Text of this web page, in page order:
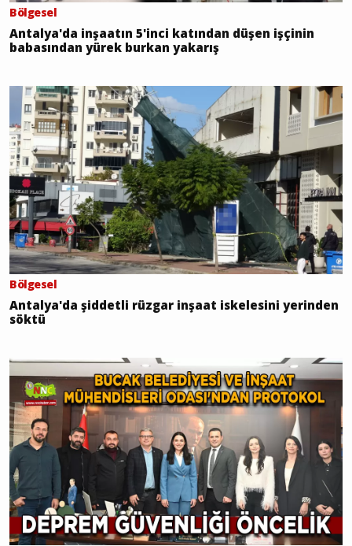
Bölgesel
Antalya'da inşaatın 5'inci katından düşen işçinin
babasından yürek burkan yakarış
Bölgesel
Antalya'da şiddetli rüzgar inşaat iskelesini yerinden
söktü